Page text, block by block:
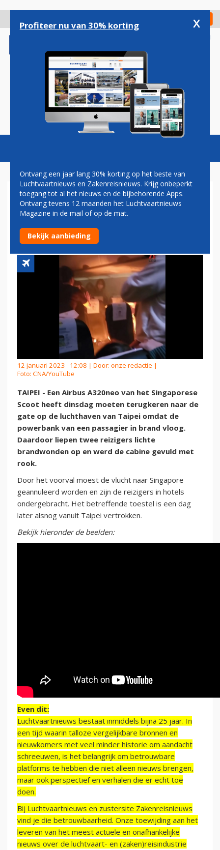
gaan
Check in
Magazine Podcasts Vacatures
IN BEELD: POWERBANK
VLIEGT IN BRAND AAN
BOORD VAN VLIEGTUIG
12 januari 2023 - 12:08 | Door: onze redactie |
Foto: CNA/YouTube
TAIPEI - Een Airbus A320neo van het Singaporese
Scoot heeft dinsdag moeten terugkeren naar de
gate op de luchthaven van Taipei omdat de
powerbank van een passagier in brand vloog.
Daardoor liepen twee reizigers lichte
brandwonden op en werd de cabine gevuld met
rook.
Door het voorval moest de vlucht naar Singapore
geannuleerd worden en zijn de reizigers in hotels
ondergebracht. Het betreffende toestel is een dag
later alsnog vanuit Taipei vertrokken.
Bekijk hieronder de beelden:
Even dit:
Luchtvaartnieuws bestaat inmiddels bijna 25 jaar. In
een tijd waarin talloze vergelijkbare bronnen en
nieuwkomers met veel minder historie om aandacht
schreeuwen, is het belangrijk om betrouwbare
platforms te hebben die niet alleen nieuws brengen,
maar ook perspectief en verhalen die er echt toe
doen.
Bij Luchtvaartnieuws en zustersite Zakenreisnieuws
vind je die betrouwbaarheid. Onze toewijding aan het
leveren van het meest actuele en onafhankelijke
nieuws over de luchtvaart- en (zaken)reisindustrie
Profiteer nu van 30% korting x
Ontvang een jaar lang 30% korting op het beste van
Luchtvaartnieuws en Zakenreisnieuws. Krijg onbeperkt
toegang tot al het nieuws en de bijbehorende Apps.
Ontvang tevens 12 maanden het Luchtvaartnieuws
Magazine in de mail of op de mat.
Bekijk aanbieding